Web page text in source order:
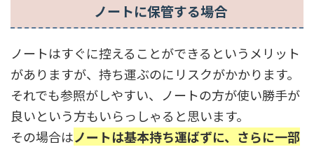
ノートに保管する場合
ノートはすぐに控えることができるというメリット
がありますが、持ち運ぶのにリスクがかかります。
それでも参照がしやすい、ノートの方が使い勝手が
良いという方もいらっしゃると思います。
その場合はノートは基本持ち運ばずに、さらに一部